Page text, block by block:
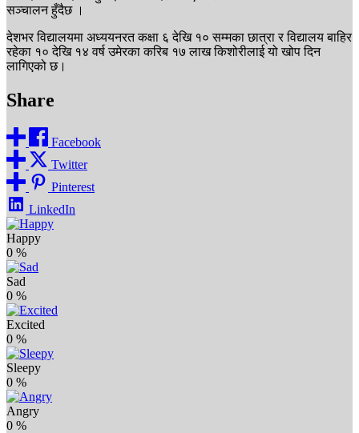
सञ्चालन हुँदैछ ।
देशभर विद्यालयमा अध्ययनरत कक्षा ६ देखि १० सम्मका छात्रा र विद्यालय बाहिर
रहेका १० देखि १४ वर्ष उमेरका करिब १७ लाख किशोरीलाई यो खोप दिन
लागिएको छ।
Share
Facebook
Twitter
Pinterest
LinkedIn
Happy
0 %
Sad
0 %
Excited
0 %
Sleepy
0 %
Angry
0 %